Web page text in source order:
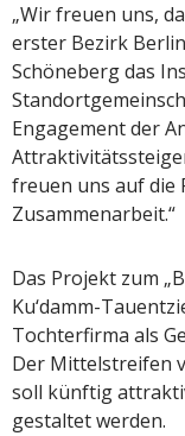
„Wir freuen uns,
erster Bezirk
Schöneberg das
Engagement der
freuen uns auf die
Zusammenarbeit.“
Das Projekt zum
Ku‘damm-
Tochterfirma als
Der Mittelstreifen
soll künftig
gestaltet werden.